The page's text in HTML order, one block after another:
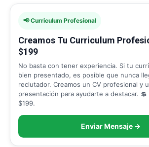
📢 Curriculum Profesional
Creamos Tu Curriculum
$199
No basta con tener experiencia. Si tu
bien presentado, es posible que nunca
reclutador. Creamos un CV profesional y
presentación para ayudarte a destacar.
$199.
Enviar Mensaje →